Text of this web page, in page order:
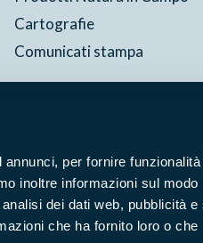
per fornire
inoltre informazioni sul modo
dei dati web, pubblicità e
che ha fornito loro o che
Cartografie
Comunicati stampa